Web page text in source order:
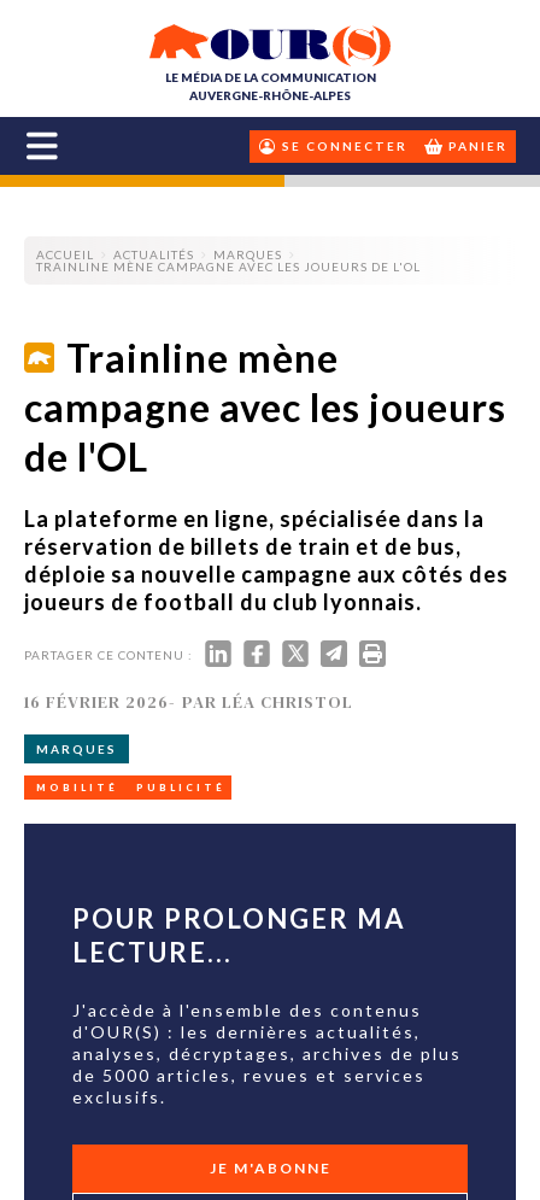
LE MÉDIA DE LA COMMUNICATION
AUVERGNE-RHÔNE-ALPES
SE CONNECTER PANIER
ACCUEIL ACTUALITÉS
MARQUES
TRAINLINE MÈNE CAMPAGNE AVEC LES JOUEURS DE L'OL
Trainline mène
campagne avec les joueurs
de l'OL
La plateforme en ligne, spécialisée dans la
réservation de billets de train et de bus,
déploie sa nouvelle campagne aux côtés des
joueurs de football du club lyonnais.
PARTAGER CE CONTENU :
16 FÉVRIER 2026- PAR LÉA CHRISTOL
MARQUES
MOBILITÉ PUBLICITÉ
POUR PROLONGER MA
LECTURE...
J'accède à l'ensemble des contenus
d'OUR(S) : les dernières actualités,
analyses, décryptages, archives de plus
de 5000 articles, revues et services
exclusifs.
JE M'ABONNE